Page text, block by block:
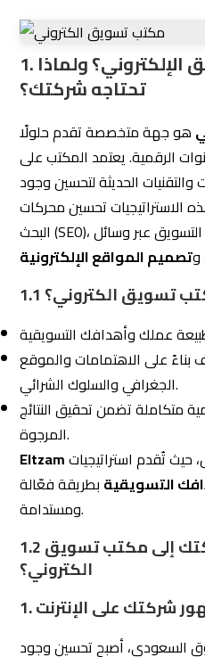
1. ما هو مكتب التسويق الإلكتروني؟ ولماذا
تحتاجه شركتك؟
هو جهة متخصصة تقدم حلولًا
الرقمية. يعتمد المكتب على
والتقنيات الحديثة لتحسين وجود
الاستراتيجيات تحسين محركات
البحث (SEO)، إدارة الحملات الإعلانية، التسويق عبر وسائل
وتصميم المواقع الإلكترونية
1.1 تسويق الكتروني؟
على الاهتمامات والموقع
الجغرافي والسلوك الشرائي.
متكاملة تضمن تحقيق النتائج
المرجوة.
Eltzamتُعد رائدة في هذا المجال، حيث تُقدم استراتيجيات
التسويقية بطريقة فعّالة
ومستدامة.
1.2إلى مكتب تسويق
الكتروني؟
شركتك على الإنترنت
السعودي، أصبح تحسين وجود